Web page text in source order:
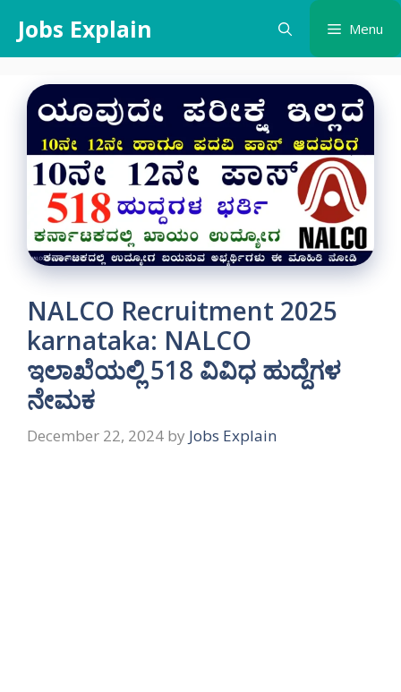
content
Jobs Explain Menu
NALCO Recruitment 2025
karnataka: NALCO
ಇಲಾಖೆಯಲ್ಲಿ 518 ವಿವಿಧ ಹುದ್ದೆಗಳ
ನೇಮಕ
December 22, 2024 by Jobs Explain